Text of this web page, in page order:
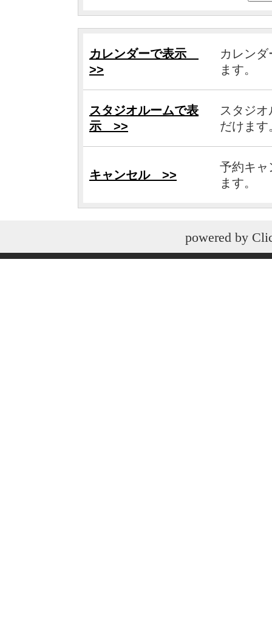
カレンダーで表示
>>
カレン
ます。
スタジオルームで表
示 >>
スタジ
だけます
キャンセル >>
予約キャ
ます。
powered by